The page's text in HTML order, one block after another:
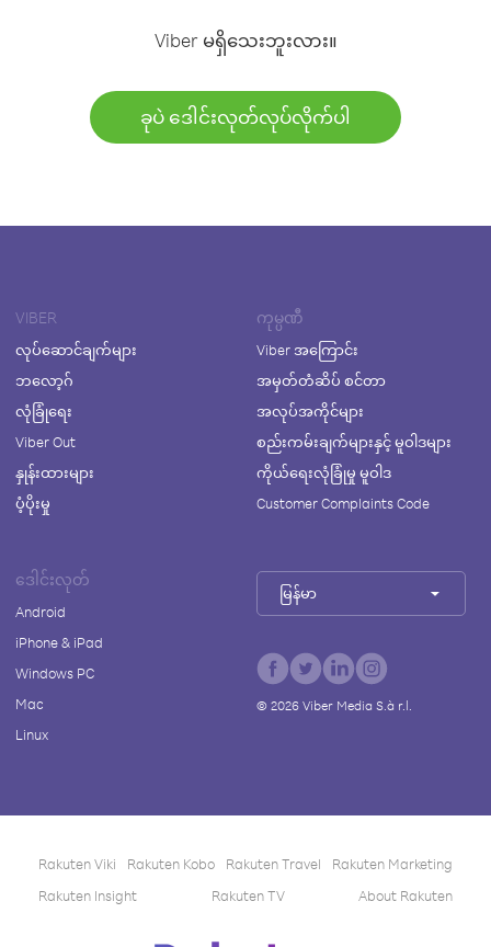
Viber မရှိသေးဘူးလား။
ခုပဲ ဒေါင်းလုတ်လုပ်လိုက်ပါ
VIBER
လုပ်ဆောင်ချက်များ
ဘလော့ဂ်
လုံခြုံရေး
Viber Out
နှုန်းထားများ
ပံ့ပိုးမှု
ကုမ္ပဏီ
Viber အကြောင်း
အမှတ်တံဆိပ် စင်တာ
အလုပ်အကိုင်များ
စည်းကမ်းချက်များနှင့် မူဝါဒများ
ကိုယ်ရေးလုံခြုံမှု မူဝါဒ
Customer Complaints Code
ဒေါင်းလုတ်
Android
iPhone & iPad
Windows PC
Mac
Linux
မြန်မာ
© 2026Viber Media S.à r.l.
Rakuten Viki Rakuten Kobo Rakuten Travel
Rakuten Marketing
Rakuten Insight
Rakuten TV About Rakuten